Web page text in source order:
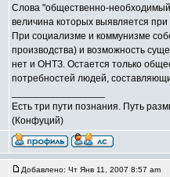
Слова "общественно-необходимый
величина которых выявляется
При социализме и коммунизме
производства) и возможность
нет и ОНТЗ. Остается только
потребностей людей,
Есть три пути познания. Путь
(Конфуций)
Добавлено: Чт Янв 11, 2007 8:57 am